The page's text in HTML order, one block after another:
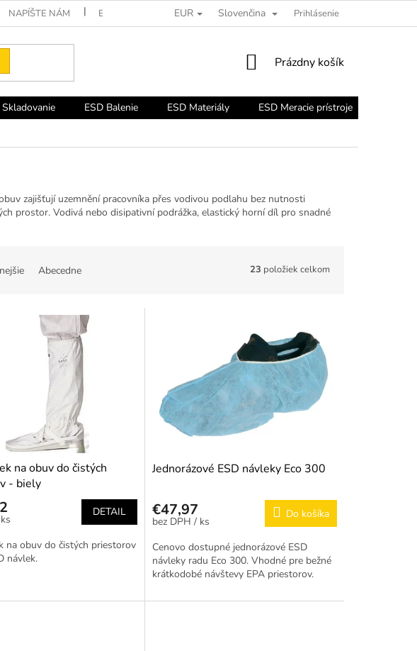
NAPÍŠTE NÁM ESD PORADŇA EUR Slovenčina Prihlásenie
NÁKUPNÝ
Prázdny košík
Skladovanie ESD Balenie ESD Materiály ESD Meracie prístroje
zajišťují uzemnění pracovníka přes vodivou podlahu bez nutnosti
prostor. Vodivá nebo disipativní podrážka, elastický horní díl pro snadné
Abecedne 23 položiek celkom
na obuv do čistých
- biely
DETAIL
na obuv do čistých priestorov
návlek.
Jednorázové ESD návleky Eco 300
€47,97
/ ks
Do košíka
Cenovo dostupné jednorázové ESD
návleky radu Eco 300. Vhodné pre bežné
krátkodobé návštevy EPA priestorov.